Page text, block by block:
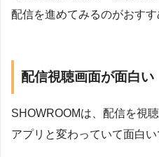
配信を進めてみるのがおすす
配信視聴画面が面白い
SHOWROOMは、配信を視
アプリと変わっていて面白い